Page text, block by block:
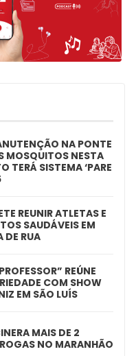
NA PONTE
MOSQUITOS NESTA
TERÁ SISTEMA ‘PARE
REUNIR ATLETAS E
SAUDÁVEIS EM
DE RUA
REÚNE
COM SHOW
EM SÃO LUÍS
MAIS DE 2
NO MARANHÃO